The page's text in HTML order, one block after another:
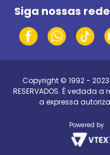
Siga nossas
Copyright © 1992 - 2023
RESERVADOS. É vedada
a expressa
Powered by